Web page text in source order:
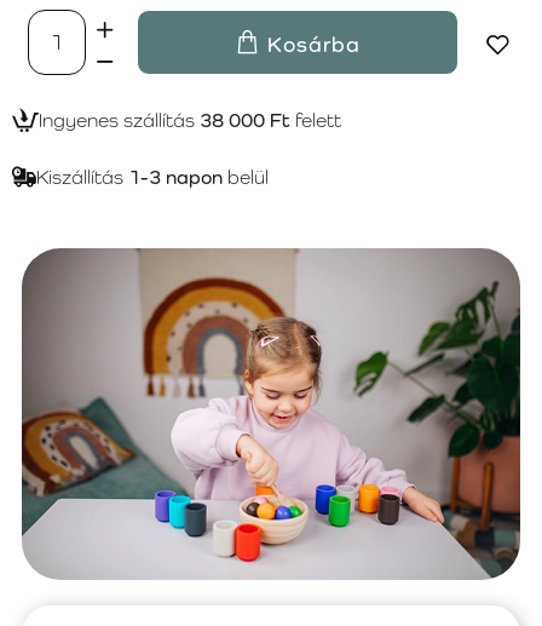
Kosárba
Ingyenes szállítás 38 000 Ft felett
Kiszállítás 1-3 napon belül